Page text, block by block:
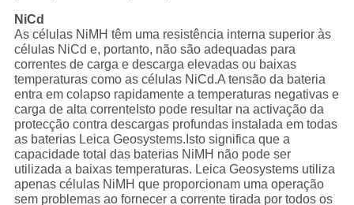
NiCd
As células NiMH têm uma resistência interna superior às
células NiCd e, portanto, não são adequadas para
correntes de carga e descarga elevadas ou baixas
temperaturas como as células NiCd.A tensão da bateria
entra em colapso rapidamente a temperaturas negativas e
carga de alta correnteIsto pode resultar na activação da
protecção contra descargas profundas instalada em todas
as baterias Leica Geosystems.Isto significa que a
capacidade total das baterias NiMH não pode ser
utilizada a baixas temperaturas. Leica Geosystems utiliza
apenas células NiMH que proporcionam uma operação
sem problemas ao fornecer a corrente tirada por todos os